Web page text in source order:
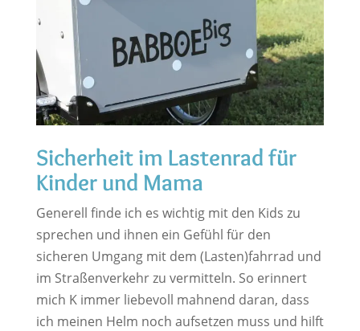
Sicherheit im Lastenrad für
Kinder und Mama
Generell finde ich es wichtig mit den Kids zu
sprechen und ihnen ein Gefühl für den
sicheren Umgang mit dem (Lasten)fahrrad und
im Straßenverkehr zu vermitteln. So erinnert
mich K immer liebevoll mahnend daran, dass
ich meinen Helm noch aufsetzen muss und hilft